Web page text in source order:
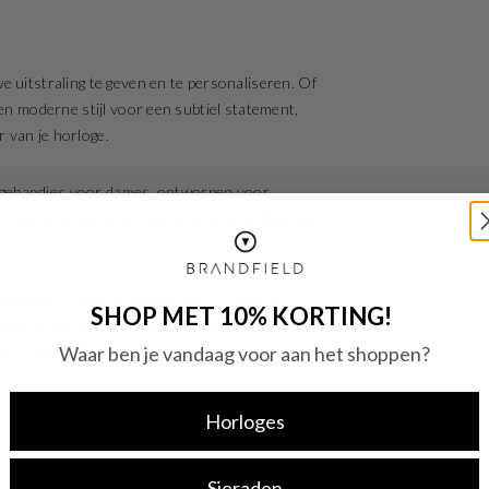
uitstraling te geven en te personaliseren. Of
moderne stijl voor een subtiel statement,
je horloge.
voor dames, ontworpen voor
aan verschillende gelegenheden, is een
Ontdek jouw nieuwe horlogebandje bij
SHOP MET 10% KORTING!
Waar ben je vandaag voor aan het shoppen?
Horloges